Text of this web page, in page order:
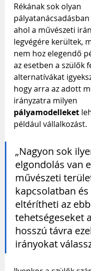
Rékának sok olyan
ahol a művészeti
legvégére kerültek,
nem hoz elegendő
az esetben a szülők
alternatívákat
hogy arra az adott
irányzatra milyen
pályamodelleket
például vállalkozást.
„Nagyon sok
elgondolás van
művészeti
kapcsolatban és
eltérítheti az
tehetségeseket
hosszú távra
irányokat